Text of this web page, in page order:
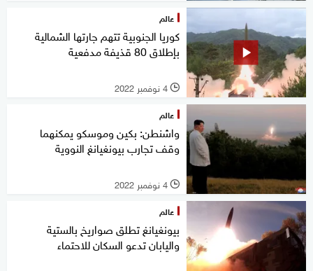
عالم
كوريا الجنوبية تتهم جارتها الشمالية
بإطلاق 80 قذيفة مدفعية
l 4 نوفمبر 2022
عالم
واشنطن: بكين وموسكو يمكنهما
وقف تجارب بيونغيانغ النووية
l 4 نوفمبر 2022
عالم
بيونغيانغ تطلق صواريخ بالستية
واليابان تدعو السكان للاحتماء